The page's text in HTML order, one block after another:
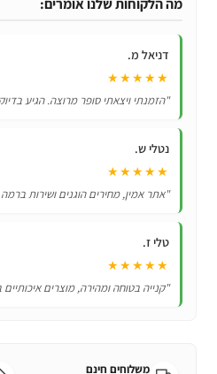
בראול
סטארס
Brawl
Colt
מה הלקוחות שלנו אומרים:
דניאל מ.
★★★★★
"הזמנתי ויצאתי סופר מרוצה. הגיע
נטלי ש.
★★★★★
"אתר אמין, מחירים הוגנים ושירות
טלי ז.
★★★★★
"קנייה בטוחה ומהירה, מוצרים
משלוחים חינם